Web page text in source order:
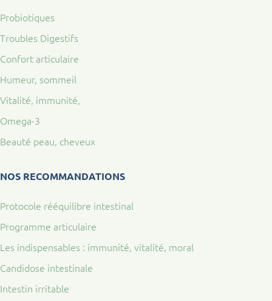
Probiotiques
Troubles Digestifs
Confort articulaire
Humeur, sommeil
Vitalité, immunité,
Omega-3
Beauté peau, cheveux
NOS RECOMMANDATIONS
Protocole rééquilibre intestinal
Programme articulaire
Les indispensables : immunité, vitalité, moral
Candidose intestinale
Intestin irritable